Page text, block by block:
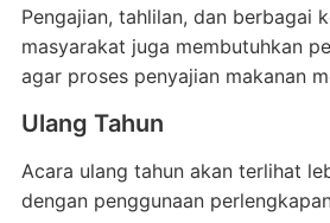
Pengajian, tahlilan, dan berbagai
masyarakat juga membutuhkan
agar proses penyajian makanan
Ulang Tahun
Acara ulang tahun akan terlihat
dengan penggunaan